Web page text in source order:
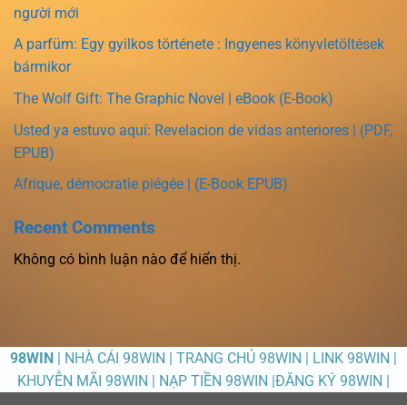
người mới
A parfüm: Egy gyilkos története : Ingyenes könyvletöltések
bármikor
The Wolf Gift: The Graphic Novel | eBook (E-Book)
Usted ya estuvo aquí: Revelacion de vidas anteriores | (PDF,
EPUB)
Afrique, démocratie piégée | (E-Book EPUB)
Recent Comments
Không có bình luận nào để hiển thị.
98WIN | NHÀ CÁI 98WIN | TRANG CHỦ 98WIN | LINK 98WIN |
KHUYỄN MÃI 98WIN | NẠP TIỀN 98WIN |ĐĂNG KÝ 98WIN |